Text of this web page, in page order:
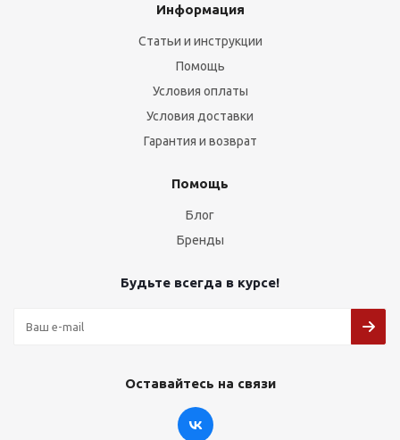
Информация
Статьи и инструкции
Помощь
Условия оплаты
Условия доставки
Гарантия и возврат
Помощь
Блог
Бренды
Будьте всегда в курсе!
Оставайтесь на связи